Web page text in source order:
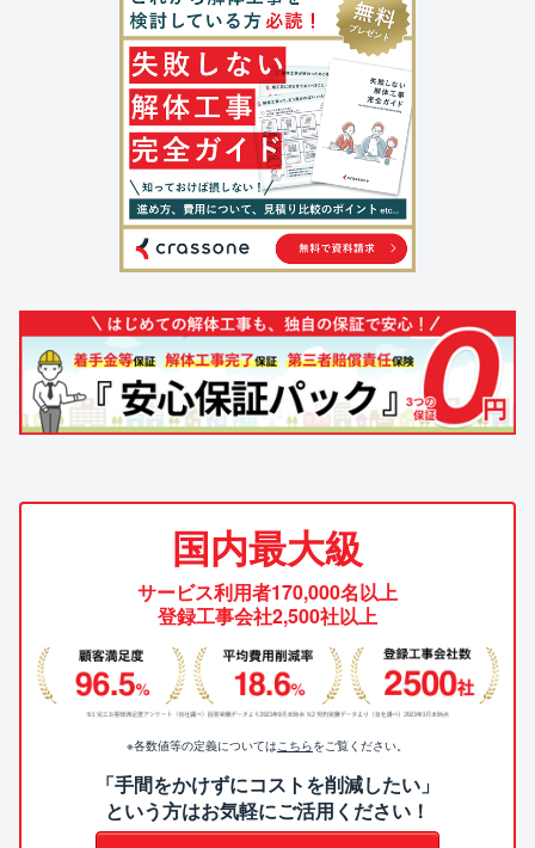
国内最大級
サービス利用者170,000名以上
登録工事会社2,500社以上
※各数値等の定義については こちらをご覧ください。
「手間をかけずにコストを削減したい」
という方はお気軽にご活用ください！